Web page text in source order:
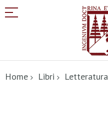
al
contenuto
Home Libri Letteratura